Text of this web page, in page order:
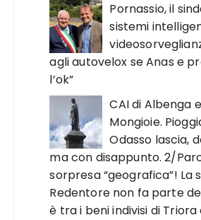
Pornassio, il
sistemi
agli autovelox se Anas e
l’ok”
CAI di Albenga
Mongioie.
Odasso lascia,
ma con disappunto. 2/
sorpresa “geografica”! La
Redentore non fa parte
è tra i beni indivisi di